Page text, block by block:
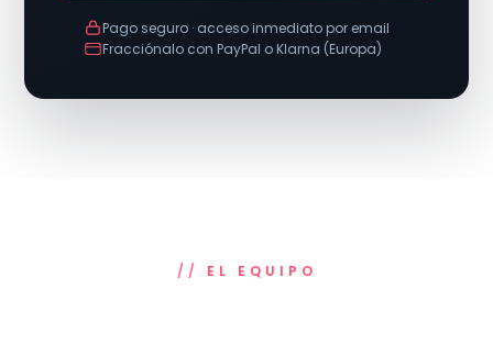
Pago seguro · acceso inmediato por email
Fracciónalo con PayPal o Klarna (Europa)
EL EQUIPO